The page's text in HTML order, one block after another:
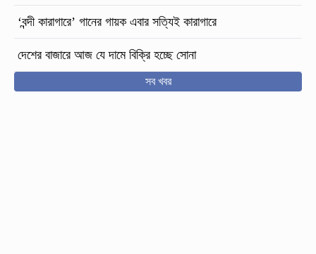
‘বন্দী কারাগারে’ গানের গায়ক এবার সত্যিই কারাগারে
দেশের বাজারে আজ যে দামে বিক্রি হচ্ছে সোনা
সব খবর